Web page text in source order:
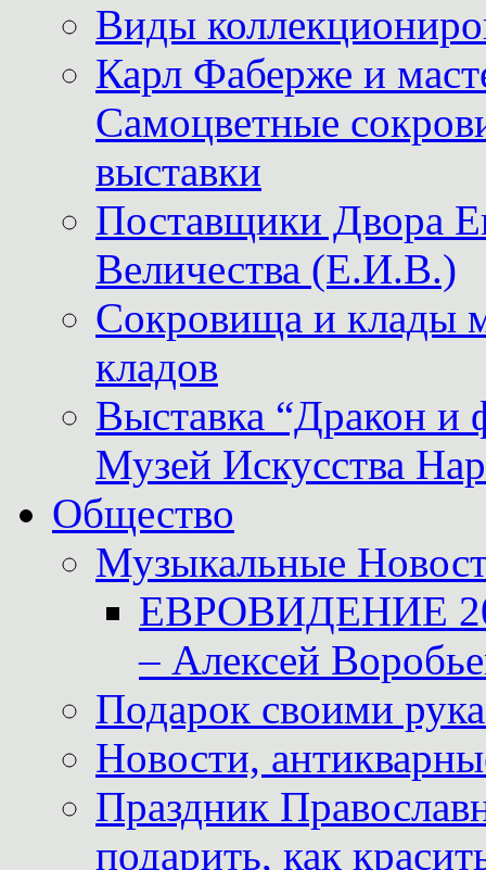
Виды
Карл Фаберже и
Самоцветные
выставки
Поставщики
Величества (Е.И.В.)
Сокровища и клады
кладов
Выставка “Дракон и
Музей Искусства
Общество
Музыкальные
ЕВРОВИДЕНИЕ
– Алексей
Подарок своими
Новости,
Праздник
подарить, как